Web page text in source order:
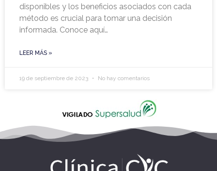
disponibles y los beneficios asociados con cada
método es crucial para tomar una decisión
informada. Conoce aquí…
LEER MÁS »
19 de septiembre de 2023 No hay comentarios